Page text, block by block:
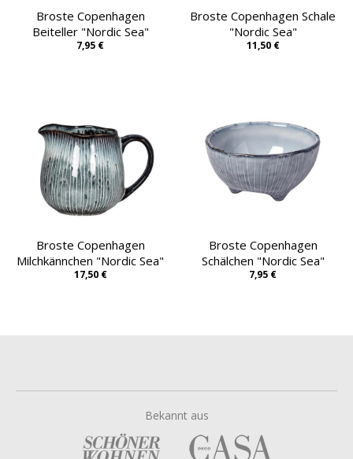
Broste Copenhagen
Beiteller "Nordic Sea"
7,95 €
Broste Copenhagen Schale
"Nordic Sea"
11,50 €
Broste Copenhagen
Milchkännchen "Nordic Sea"
17,50 €
Broste Copenhagen
Schälchen "Nordic Sea"
7,95 €
Bekannt aus